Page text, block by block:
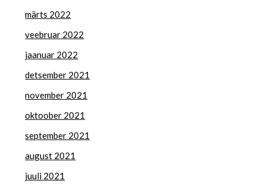
märts 2022
veebruar 2022
jaanuar 2022
detsember 2021
november 2021
oktoober 2021
september 2021
august 2021
juuli 2021